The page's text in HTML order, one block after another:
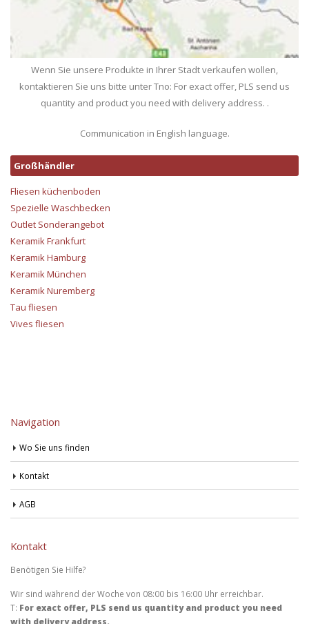
Wenn Sie unsere Produkte in Ihrer Stadt verkaufen wollen,
kontaktieren Sie uns bitte unter Tno: For exact offer, PLS send us
quantity and product you need with delivery address. .
Communication in English language.
Großhändler
Fliesen küchenboden
Spezielle Waschbecken
Outlet Sonderangebot
Keramik Frankfurt
Keramik Hamburg
Keramik München
Keramik Nuremberg
Tau fliesen
Vives fliesen
Navigation
Wo Sie uns finden
Kontakt
AGB
Kontakt
Benötigen Sie Hilfe?
Wir sind während der Woche von 08:00 bis 16:00 Uhr erreichbar.
T: For exact offer, PLS send us quantity and product you need
with delivery address.